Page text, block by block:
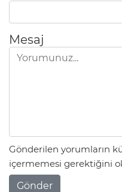
Mesaj
Gönderilen yorumların
içermemesi gerektiğini
Gönder